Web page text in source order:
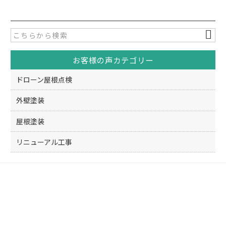
e
b
o
o
k
er
お客様の声カテゴリー
ドローン屋根点検
外壁塗装
屋根塗装
リニューアル工事